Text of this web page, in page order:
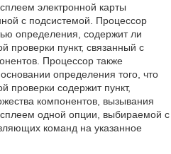
электронной карты
с подсистемой. Процессор
определения, содержит ли
проверки пункт, связанный с
Процессор также
определения того, что
проверки содержит пункт,
компонентов, вызывания
одной опции, выбираемой с
команд на указанное